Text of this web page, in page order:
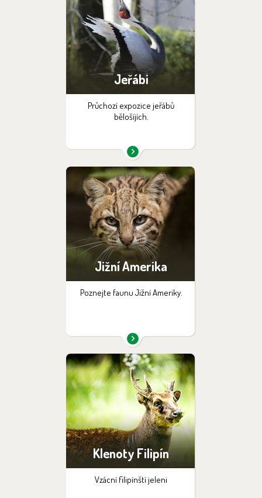
Jeřábi
Průchozí expozice jeřábů
bělošíjích.
Jižní Amerika
Poznejte faunu Jižní Ameriky.
Klenoty Filipín
Vzácní filipínští jeleni